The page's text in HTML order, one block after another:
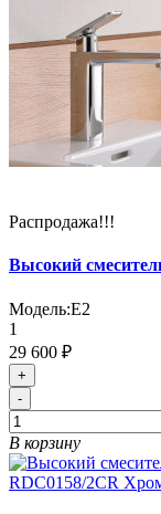
Распродажа!!!
Высокий
Модель:E2
1
29 600 ₽
+
-
В корзину